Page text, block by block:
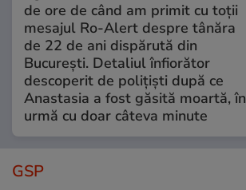
de ore de când am primit cu toții
mesajul Ro-Alert despre tânăra
de 22 de ani dispărută din
București. Detaliul înfiorător
descoperit de polițiști după ce
Anastasia a fost găsită moartă, în
urmă cu doar câteva minute
GSP